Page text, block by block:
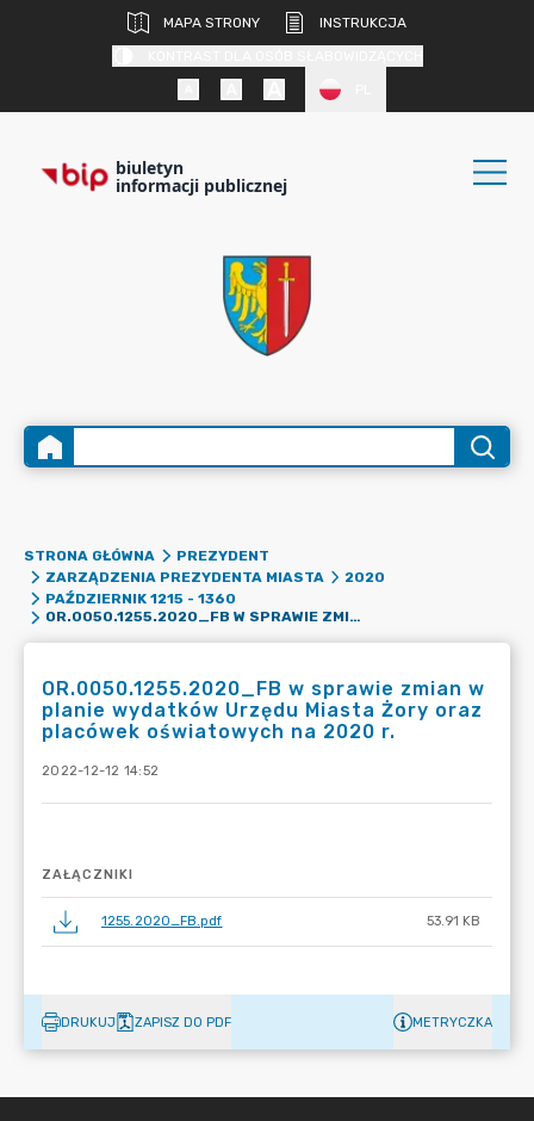
MAPA STRONY
INSTRUKCJA
biuletyn
informacji publicznej
STRONA GŁÓWNA
PREZYDENT
ZARZĄDZENIA PREZYDENTA MIASTA
2020
PAŹDZIERNIK 1215 - 1360
OR.0050.1255.2020_FB W SPRAWIE ZMIAN W PLANIE WYDATKÓW URZĘDU MIASTA ŻORY ORAZ PLACÓWEK OŚWIATOWYCH NA 2020 R.
OR.0050.1255.2020_FB w sprawie zmian w
planie wydatków Urzędu Miasta Żory oraz
placówek oświatowych na 2020 r.
2022-12-12 14:52
ZAŁĄCZNIKI
1255.2020_FB.pdf 53.91 KB
DRUKUJ ZAPISZ DO PDF METRYCZKA